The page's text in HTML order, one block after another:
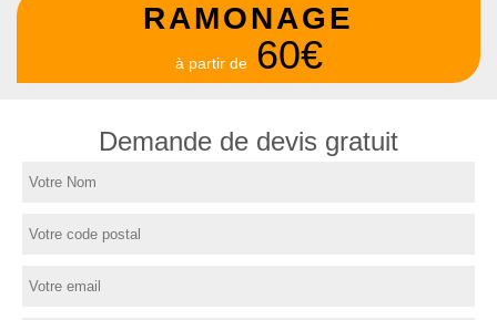
RAMONAGE
à partir de 60€
Demande de devis gratuit